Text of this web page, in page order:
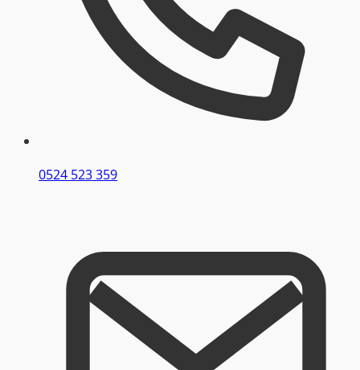
0524 523 359